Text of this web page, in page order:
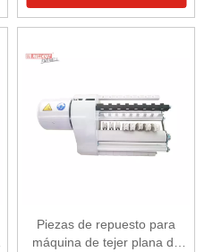
Piezas de repuesto para
máquina de tejer plana de